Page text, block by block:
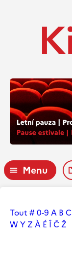
Menu
Tout # 0-9 A B C
W YZ À É ÎČŽ